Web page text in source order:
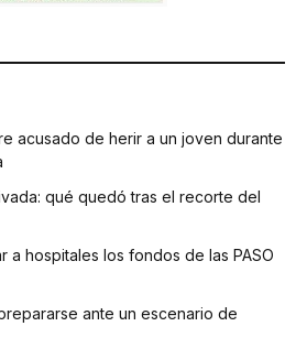
acusado de herir a un joven durante
qué quedó tras el recorte del
a hospitales los fondos de las PASO
ante un escenario de